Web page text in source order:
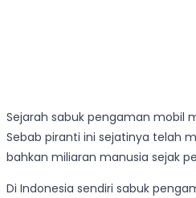
Sejarah sabuk pengaman mobil
Sebab piranti ini sejatinya telah
bahkan miliaran manusia sejak
Di Indonesia sendiri sabuk